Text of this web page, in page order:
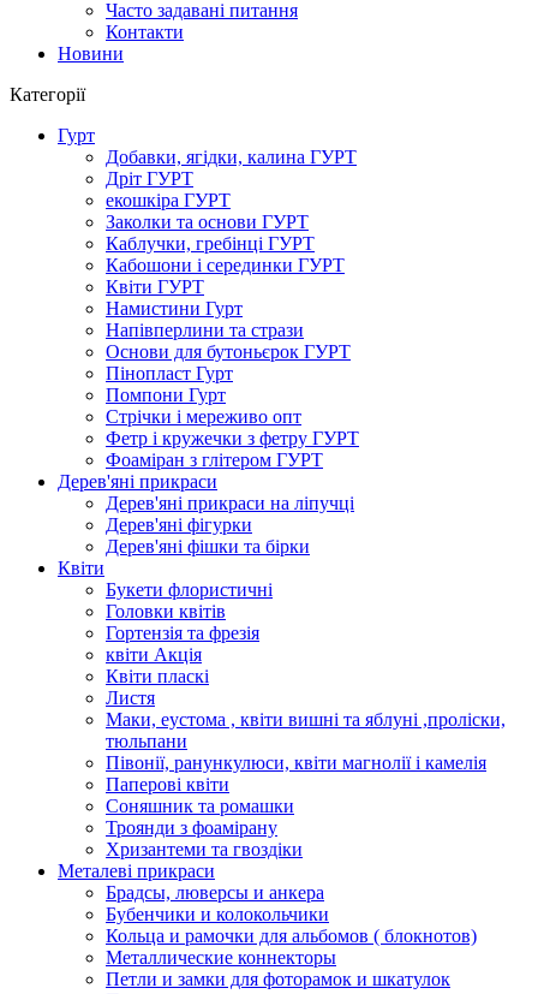
Часто задавані питання
Контакти
Новини
Категорії
Гурт
Добавки, ягідки, калина ГУРТ
Дріт ГУРТ
екошкіра ГУРТ
Заколки та основи ГУРТ
Каблучки, гребінці ГУРТ
Кабошони і серединки ГУРТ
Квіти ГУРТ
Намистини Гурт
Напівперлини та стрази
Основи для бутоньєрок ГУРТ
Пінопласт Гурт
Помпони Гурт
Стрічки і мереживо опт
Фетр і кружечки з фетру ГУРТ
Фоаміран з глітером ГУРТ
Дерев'яні прикраси
Дерев'яні прикраси на ліпучці
Дерев'яні фігурки
Дерев'яні фішки та бірки
Квіти
Букети флористичні
Головки квітів
Гортензія та фрезія
квіти Акція
Квіти пласкі
Листя
Маки, еустома , квіти вишні та яблуні ,проліски,
тюльпани
Півонії, ранункулюси, квіти магнолії і камелія
Паперові квіти
Соняшник та ромашки
Троянди з фоамірану
Хризантеми та гвоздіки
Металеві прикраси
Брадсы, люверсы и анкера
Бубенчики и колокольчики
Кольца и рамочки для альбомов ( блокнотов)
Металлические коннекторы
Петли и замки для фоторамок и шкатулок